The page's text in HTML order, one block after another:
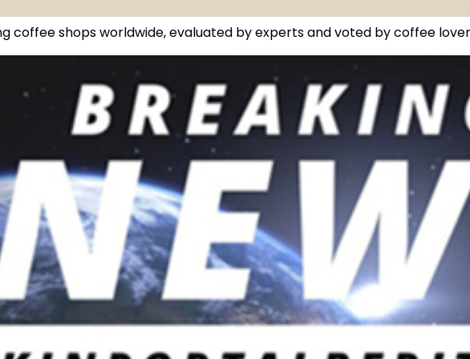
coffee shops worldwide, evaluated by experts and voted by coffee